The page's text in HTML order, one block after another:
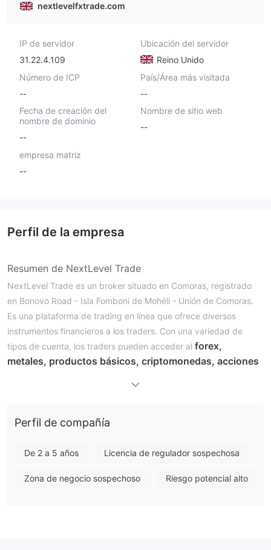
nextlevelfxtrade.com
IP de servidor
31.22.4.109
Ubicación del servidor
Reino Unido
Número de ICP
--
País/Área más visitada
--
Fecha de creación del
nombre de dominio
--
Nombre de sitio web
--
empresa matriz
--
Perfil de la empresa
Resumen de NextLevel Trade
NextLevel Trade es un broker situado en Comoras, registrado
en Bonovo Road - Isla Fomboni de Mohéli - Unión de Comoras.
Es una plataforma de trading en línea que ofrece diversos
instrumentos financieros a los traders. Con una variedad de
tipos de cuenta, los traders pueden acceder al forex,
metales, productos básicos, criptomonedas, acciones
¿Es NextLevel Trade legítimo?
el número de licencia BFX2024048.
Pros y contrasInstrumentos de trading
Perfil de compañía
De 2 a 5 años Licencia de regulador sospechosa
Zona de negocio sospechoso Riesgo potencial alto